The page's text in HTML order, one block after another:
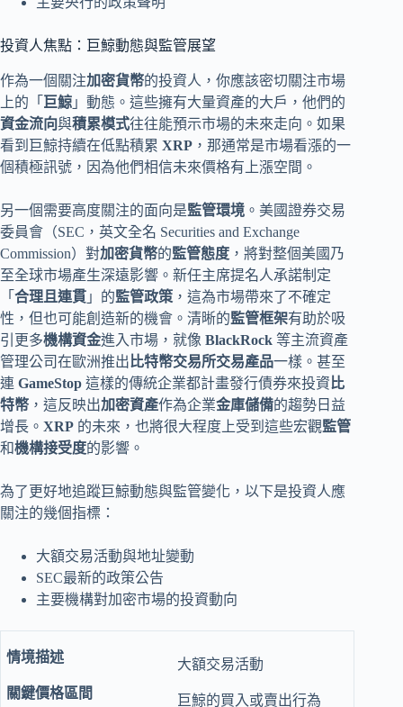
投資人焦點：巨鯨動態與監管展望
作為一個關注加密貨幣的投資人，你應該密切關注市場
上的「 巨鯨 」動態。這些擁有大量資產的大戶，他們的
資金流向與積累模式往往能預示市場的未來走向。如果
看到巨鯨持續在低點積累 XRP ，那通常是市場看漲的一
個積極訊號，因為他們相信未來價格有上漲空間。
另一個需要高度關注的面向是監管環境 。美國證券交易
委員會（SEC，英文全名 Securities and Exchange
Commission）對加密貨幣的監管態度 ，將對整個美國乃
至全球市場產生深遠影響。新任主席提名人承諾制定
「 合理且連貫 」的監管政策 ，這為市場帶來了不確定
性，但也可能創造新的機會。清晰的監管框架有助於吸
引更多機構資金進入市場，就像 BlackRock 等主流資產
管理公司在歐洲推出 比特幣交易所交易產品一樣。甚至
連 GameStop 這樣的傳統企業都計畫發行債券來投資 比
特幣 ，這反映出加密資產作為企業金庫儲備的趨勢日益
增長。 XRP 的未來，也將很大程度上受到這些宏觀監管
和機構接受度的影響。
為了更好地追蹤巨鯨動態與監管變化，以下是投資人應
關注的幾個指標：
大額交易活動與地址變動
SEC最新的政策公告
主要機構對加密市場的投資動向
大額交易活動
巨鯨的買入或賣出行為